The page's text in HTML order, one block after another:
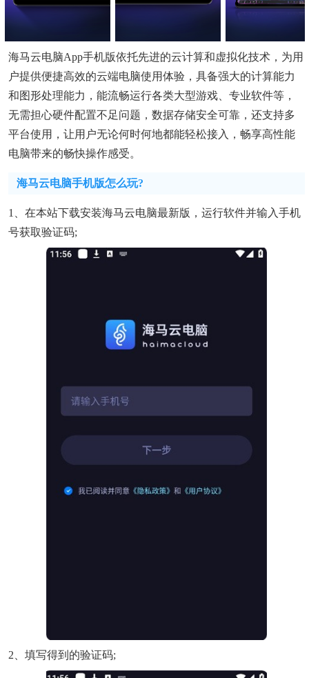
海马云电脑app手机版依托先进的云计算和虚拟化技术，为用
户提供便捷高效的云端电脑使用体验，具备强大的计算能力
和图形处理能力，能流畅运行各类大型游戏、专业软件等，
无需担心硬件配置不足问题，数据存储安全可靠，还支持多
平台使用，让用户无论何时何地都能轻松接入，畅享高性能
电脑带来的畅快操作感受。
海马云电脑手机版怎么玩?
1、在本站下载安装海马云电脑最新版，运行软件并输入手机
号获取验证码;
2、填写得到的验证码;